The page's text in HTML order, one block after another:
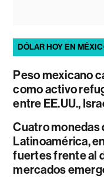
DÓLAR HOY EN
Peso mexicano
como activo
entre EE.UU.,
Cuatro monedas
Latinoamérica,
fuertes frente al
mercados